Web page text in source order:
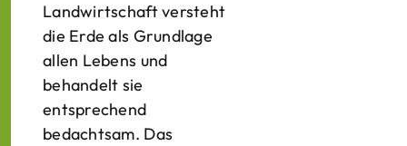
Landwirtschaft versteht
die Erde als Grundlage
allen Lebens und
behandelt sie
entsprechend
bedachtsam. Das